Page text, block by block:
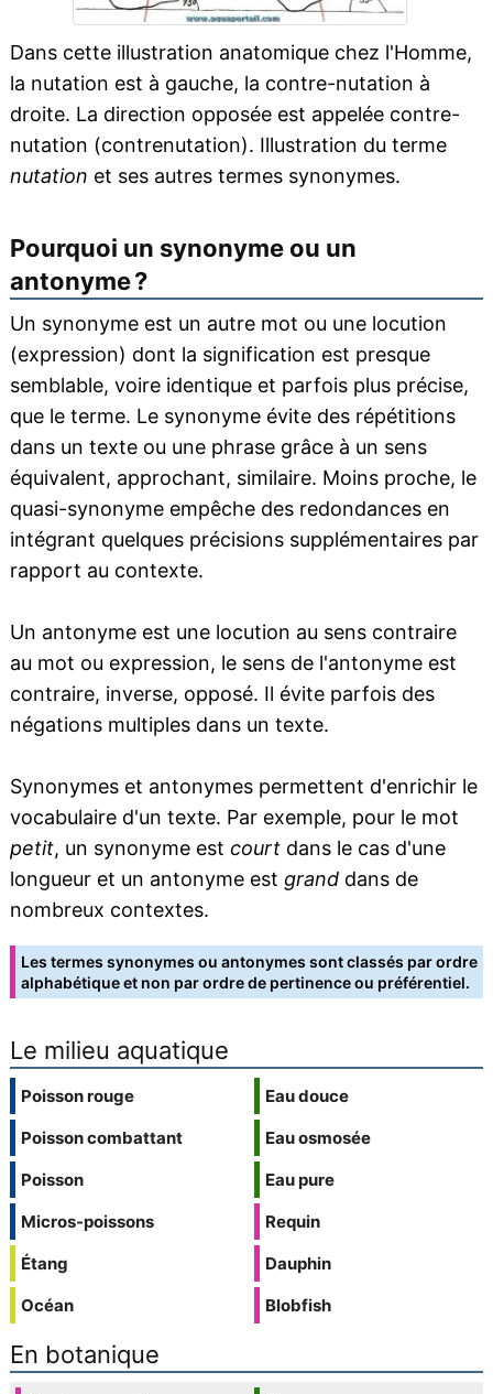
Dans cette illustration anatomique chez l'Homme,
la nutation est à gauche, la contre-nutation à
droite. La direction opposée est appelée contre-
nutation (contrenutation). Illustration du terme
nutation et ses autres termes synonymes.
Pourquoi un synonyme ou un
antonyme ?
Un synonyme est un autre mot ou une locution
(expression) dont la signification est presque
semblable, voire identique et parfois plus précise,
que le terme. Le synonyme évite des répétitions
dans un texte ou une phrase grâce à un sens
équivalent, approchant, similaire. Moins proche, le
quasi-synonyme empêche des redondances en
intégrant quelques précisions supplémentaires par
rapport au contexte.
Un antonyme est une locution au sens contraire
au mot ou expression, le sens de l'antonyme est
contraire, inverse, opposé. Il évite parfois des
négations multiples dans un texte.
Synonymes et antonymes permettent d'enrichir le
vocabulaire d'un texte. Par exemple, pour le mot
petit, un synonyme est courtdans le cas d'une
longueur et un antonyme est granddans de
nombreux contextes.
Les termes synonymes ou antonymes sont classés par ordre
alphabétique et non par ordre de pertinence ou préférentiel.
Le milieu aquatique
Poisson rouge
Poisson combattant
Poisson
Micros-poissons
Étang
Océan
Eau douce
Eau osmosée
Eau pure
Requin
Dauphin
Blobfish
En botanique